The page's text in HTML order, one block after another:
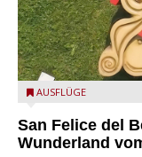
San Felice del
AUSFLÜGE
San Felice del
Wunderland